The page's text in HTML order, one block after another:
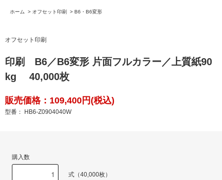
ホーム > オフセット印刷 > B6・B6変形
オフセット印刷
印刷 B6／B6変形 片面フルカラー／上質紙90
kg 40,000枚
販売価格：109,400円(税込)
型番： HB6-Z0904040W
購入数
式（40,000枚）